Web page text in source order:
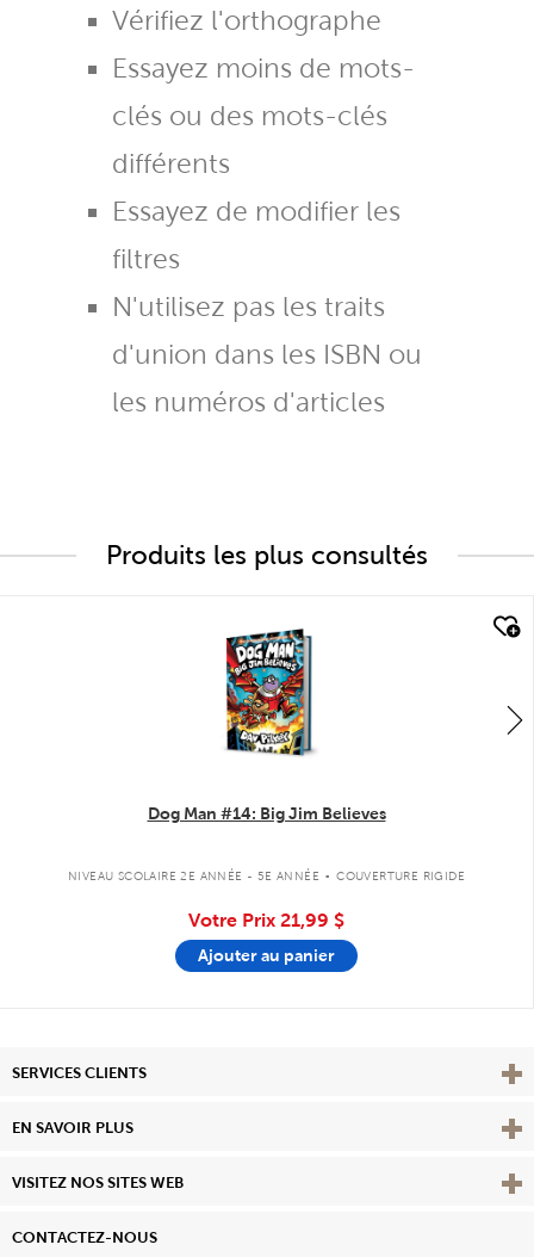
Vérifiez l'orthographe
Essayez moins de mots-
clés ou des mots-clés
différents
Essayez de modifier les
filtres
N'utilisez pas les traits
d'union dans les ISBN ou
les numéros d'articles
Produits les plus consultés
Dog Man #14: Big Jim Believes
NIVEAU SCOLAIRE 2E ANNÉE - 5E ANNÉE . COUVERTURE RIGIDE
Votre Prix 21,99 $
Ajouter au panier
SERVICES CLIENTS
EN SAVOIR PLUS View
VISITEZ NOS SITES WEB
CONTACTEZ-NOUS